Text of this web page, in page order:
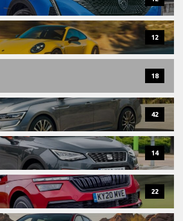
12
18
42
14
22